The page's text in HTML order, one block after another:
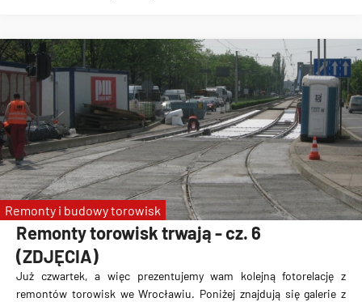
Remonty torowisk trwają - cz. 6
(ZDJĘCIA)
Już czwartek, a więc prezentujemy wam kolejną fotorelację z
remontów torowisk we Wrocławiu. Poniżej znajdują się galerie z
Remonty i budowy torowisk